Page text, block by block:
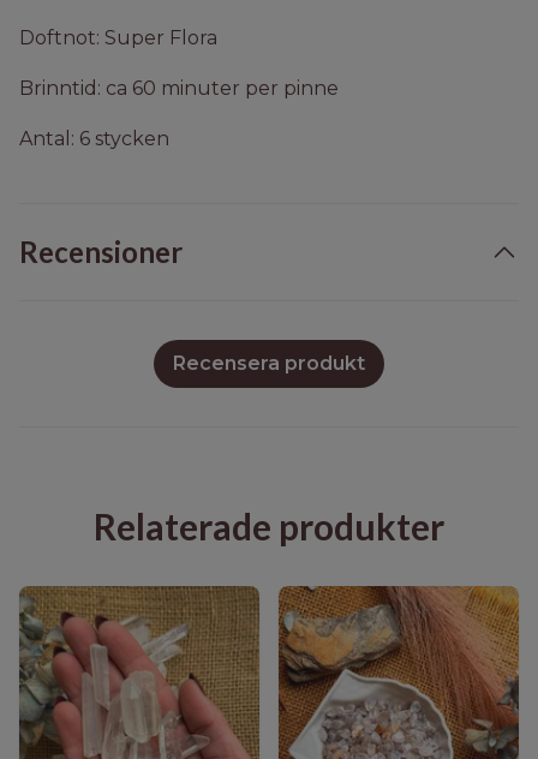
Doftnot: Super Flora
Brinntid: ca 60 minuter per pinne
Antal: 6 stycken
Recensioner
Recensera produkt
Relaterade produkter